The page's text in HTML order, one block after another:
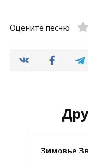
Оцените песню
Зимовье